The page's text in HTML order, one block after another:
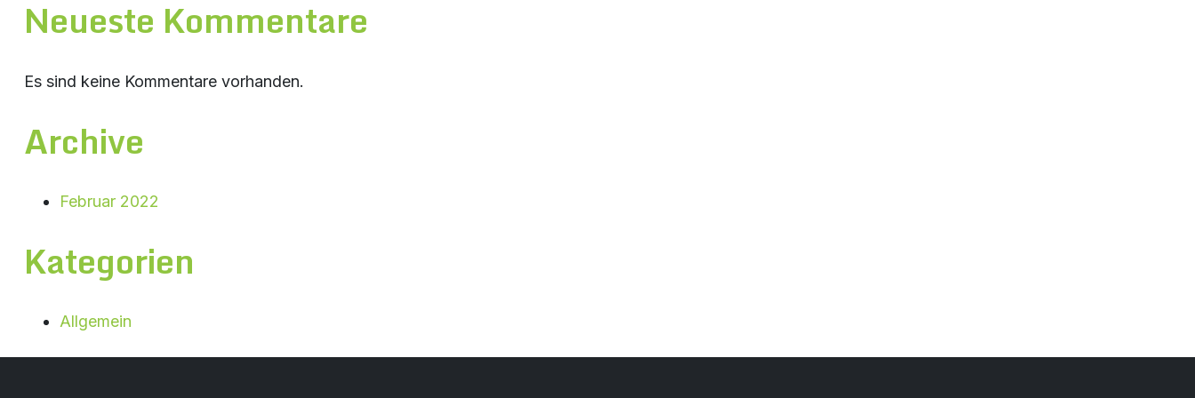
Neueste Kommentare
Es sind keine Kommentare vorhanden.
Archive
Februar 2022
Kategorien
Allgemein